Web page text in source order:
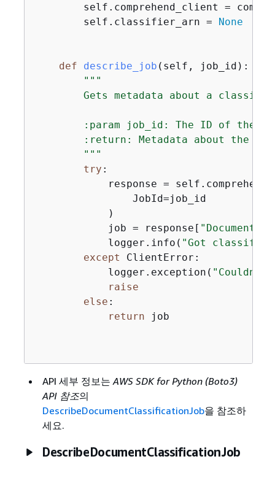
self.comprehend_client =
        self.classifier_arn =
None
def describe_job ( self, job_id ):
"""
Gets metadata about a
:param job_id: The ID of the
:return: Metadata about the
        """
try :
response =
                JobId=job_id
            )
            job = response[
            logger.info(
"Got
except ClientError:
            logger.exception(
"Couldn't
raise
else :
return job
API 세부 정보는 AWS SDK for Python (Boto3)
API 참조의
DescribeDocumentClassificationJob을 참조하
세요.
DescribeDocumentClassificationJob